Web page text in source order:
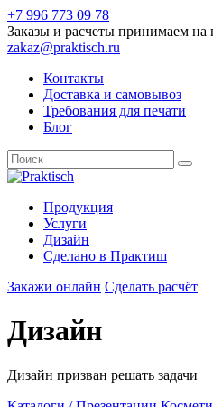
+7 996 773 09 78
Заказы и расчеты принимаем на
zakaz@praktisch.ru
Контакты
Доставка и самовывоз
Требования для печати
Блог
Продукция
Услуги
Дизайн
Cделано в Практиш
Закажи онлайн Сделать расчёт
Дизайн
Дизайн призван решать задачи